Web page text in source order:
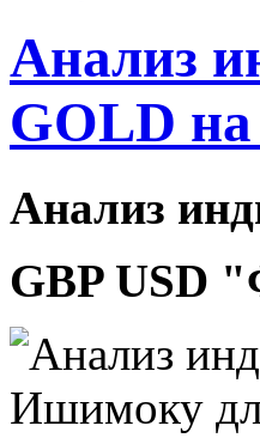
Анализ
GOLD на
Анализ
GBP USD